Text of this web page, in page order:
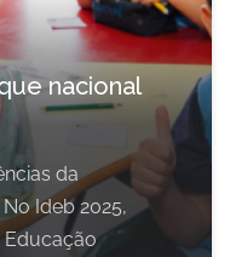
nacional
da
Ideb 2025,
Educação